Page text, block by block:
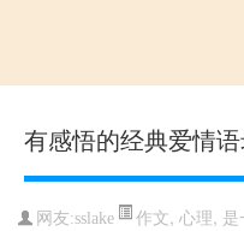
有感悟的经典爱情
网友:sslake 作文, 心理, 是